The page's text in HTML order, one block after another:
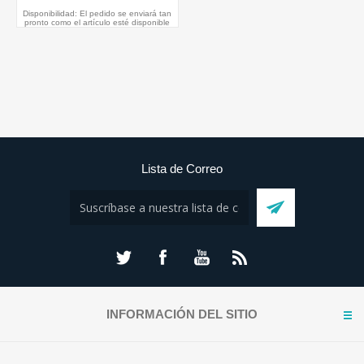
Disponibilidad: El pedido se enviará tan
pronto como el artículo esté disponible
Lista de Correo
INFORMACIÓN DEL SITIO